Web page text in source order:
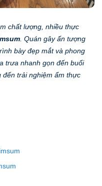
chất lượng, nhiều thực
. Quán gây ấn tượng
bày đẹp mắt và phong
trưa nhanh gọn đến buổi
đến trải nghiệm ẩm thực